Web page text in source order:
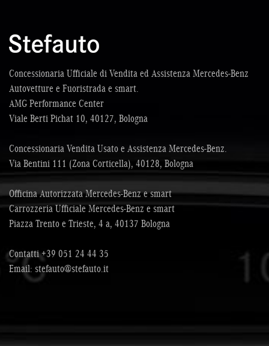
Concessionaria Ufficiale di Vendita ed Assistenza Mercedes-Benz
Autovetture e Fuoristrada e smart.
AMG Performance Center
Viale Berti Pichat 10, 40127, Bologna
Concessionaria Vendita Usato e Assistenza Mercedes-Benz.
Via Bentini 111 (Zona Corticella), 40128, Bologna
Officina Autorizzata Mercedes-Benz e smart
Carrozzeria Ufficiale Mercedes-Benz e smart
Piazza Trento e Trieste, 4 a, 40137 Bologna
Contatti+39 051 24 44 35
Email: stefauto@stefauto.it